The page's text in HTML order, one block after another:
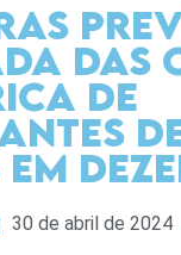
das
de
30 de abril de 2024